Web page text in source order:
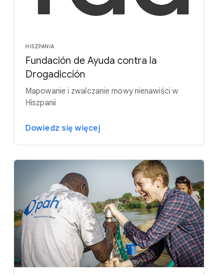
HISZPANIA
Fundación de Ayuda contra la
Drogadicción
Mapowanie i zwalczanie mowy nienawiści w
Hiszpanii
Dowiedz się więcej